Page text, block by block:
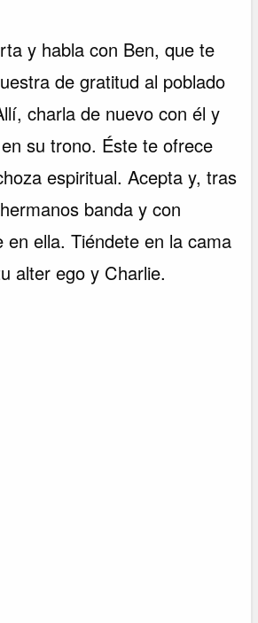
y habla con Ben, que te
de gratitud al poblado
charla de nuevo con él y
su trono. Éste te ofrece
espiritual. Acepta y, tras
banda y con
ella. Tiéndete en la cama
alter ego y Charlie.